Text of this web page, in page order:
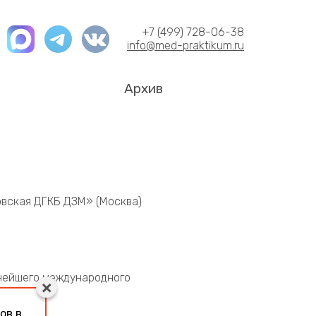
+7 (499) 728-06-38
info@med-praktikum.ru
Архив
ДГКБ ДЗМ» (Москва)
международного